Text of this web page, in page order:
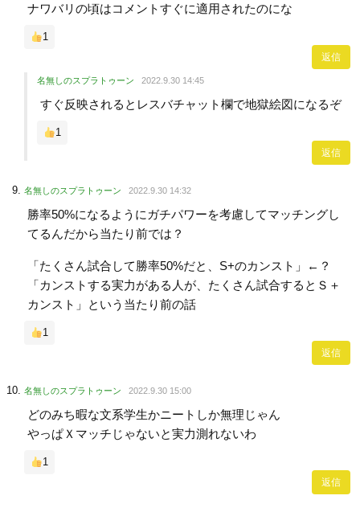
ナワバリの頃はコメントすぐに適用されたのにな
1
返信
名無しのスプラトゥーン 2022.9.30 14:45
すぐ反映されるとレスバチャット欄で地獄絵図になるぞ
1
返信
名無しのスプラトゥーン 2022.9.30 14:32
勝率50%になるようにガチパワーを考慮してマッチングし
てるんだから当たり前では？
「たくさん試合して勝率50%だと、S+のカンスト」←？
「カンストする実力がある人が、たくさん試合するとＳ＋
カンスト」という当たり前の話
1
返信
名無しのスプラトゥーン 2022.9.30 15:00
どのみち暇な文系学生かニートしか無理じゃん
やっぱＸマッチじゃないと実力測れないわ
1
返信